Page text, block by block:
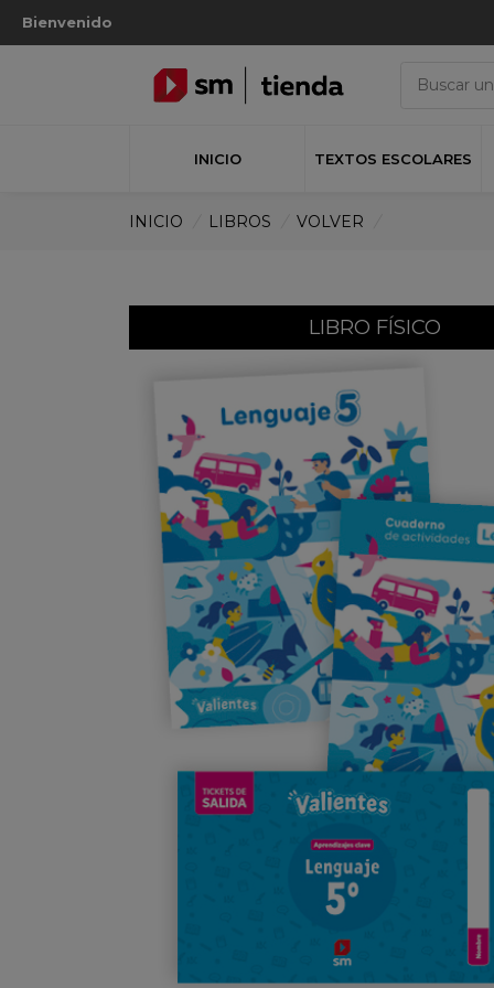
Bienvenido
INICIO TEXTOS ESCOLARES
INICIO LIBROS VOLVER
LIBRO FÍSICO